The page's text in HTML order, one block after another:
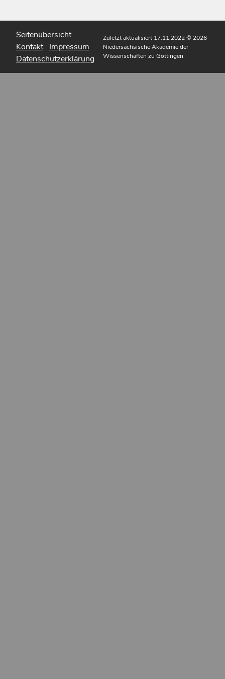
Seitenübersicht
Kontakt Impressum
Datenschutzerklärung
Zuletzt aktualisiert 17.11.2022© 2026
Niedersächsische Akademie der
Wissenschaften zu Göttingen